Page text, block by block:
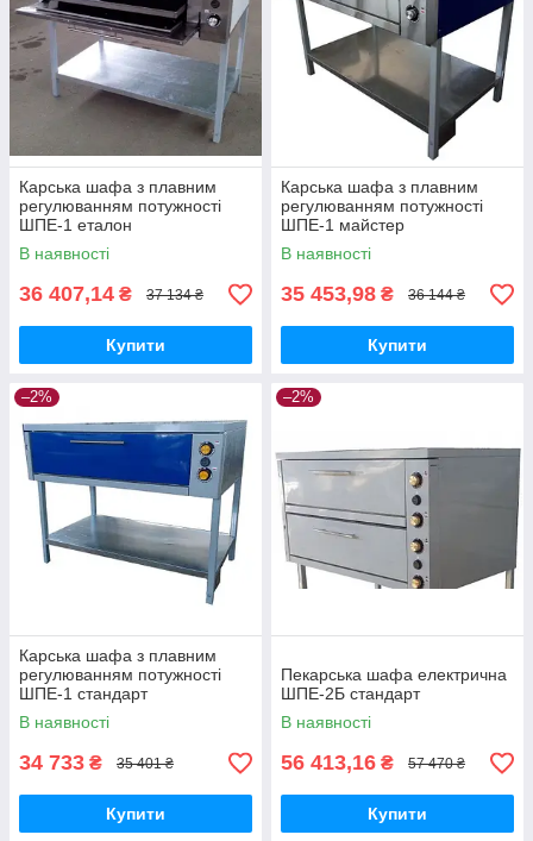
Карська шафа з плавним
регулюванням потужності
ШПЕ-1 еталон
В наявності
36 407,14 ₴ 37 134 ₴
Купити
Карська шафа з плавним
регулюванням потужності
ШПЕ-1 майстер
В наявності
35 453,98 ₴ 36 144 ₴
Купити
–2%
Карська шафа з плавним
регулюванням потужності
ШПЕ-1 стандарт
В наявності
34 733 ₴ 35 401 ₴
Купити
–2%
Пекарська шафа електрична
ШПЕ-2Б стандарт
В наявності
56 413,16 ₴ 57 470 ₴
Купити